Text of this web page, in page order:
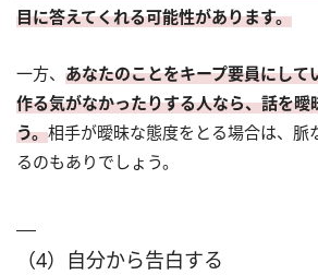
目に答えてくれる可能性があります。
一方、 あなたのことをキープ要員にして
作る気がなかったりする人なら、話を曖
う。相手が曖昧な態度をとる場合は、脈
るのもありでしょう。
（4）自分から告白する